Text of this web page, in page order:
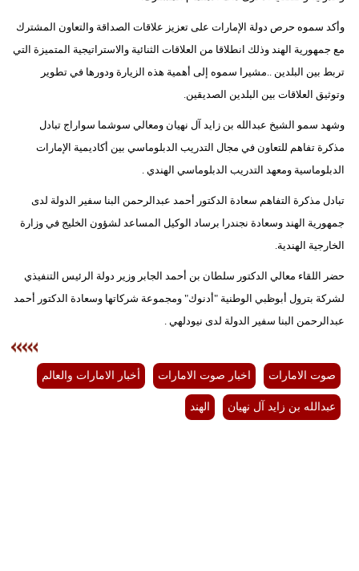
فيديو
وأكد سموه حرص دولة الإمارات على تعزيز علاقات الصداقة والتعاون المشترك
مع جمهورية الهند وذلك انطلاقا من العلاقات الثنائية والاستراتيجية المتميزة التي
تربط بين البلدين ..مشيرا سموه إلى أهمية هذه الزيارة ودورها في تطوير
وتوثيق العلاقات بين البلدين الصديقين.
وشهد سمو الشيخ عبدالله بن زايد آل نهيان ومعالي سوشما سواراج تبادل
مذكرة تفاهم للتعاون في مجال التدريب الدبلوماسي بين أكاديمية الإمارات
الدبلوماسية ومعهد التدريب الدبلوماسي الهندي .
تبادل مذكرة التفاهم سعادة الدكتور أحمد عبدالرحمن البنا سفير الدولة لدى
جمهورية الهند وسعادة نجندرا برساد الوكيل المساعد لشؤون الخليج في وزارة
الخارجية الهندية.
حضر اللقاء معالي الدكتور سلطان بن أحمد الجابر وزير دولة الرئيس التنفيذي
لشركة بترول أبوظبي الوطنية "أدنوك" ومجموعة شركاتها وسعادة الدكتور أحمد
عبدالرحمن البنا سفير الدولة لدى نيودلهي .
صوت الامارات اخبار صوت الامارات أخبار الامارات والعالم
عبدالله بن زايد آل نهيان الهند